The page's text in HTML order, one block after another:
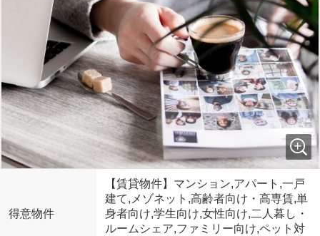
得意物件
【賃貸物件】マンション,アパート,一戸
建て,メゾネット,高齢者向け・高専賃,単
身者向け,学生向け,女性向け,二人暮し・
ルームシェア,ファミリー向け,ペット対